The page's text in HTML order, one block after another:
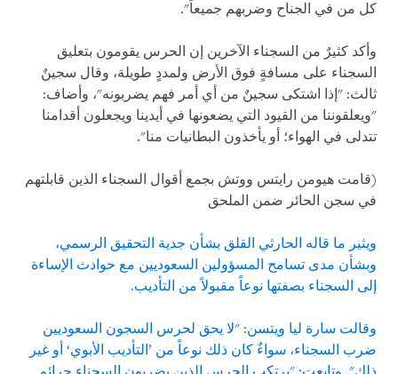
كل من في الجناح وضربهم جميعاً".
وأكد كثيرٌ من السجناء الآخرين إن الحرس يقومون بتعليق
السجناء على مسافةٍ فوق الأرض ولمددٍ طويلة، وقال سجينٌ
ثالث: "إذا اشتكى سجينٌ من أي أمر فهم يضربونه"، وأضاف:
"ويعلقوننا من القيود التي يضعونها في أيدينا ويجعلون أقدامنا
تتدلى في الهواء؛ أو يأخذون البطانيات منا".
(قامت هيومن رايتس ووتش بجمع أقوال السجناء الذين قابلتهم
في سجن الحائر ضمن الملحق
ويثير ما قاله الحارثي القلق بشأن جدية التحقيق الرسمي،
وبشأن مدى تسامح المسؤولين السعوديين مع حوادث الإساءة
إلى السجناء بصفتها نوعاً مقبولاً من التأديب.
وقالت سارة ليا ويتسن: "لا يحق لحرس السجون السعوديين
ضرب السجناء، سواءٌ كان ذلك نوعاً من ’التأديب الأبوي‘ أو غير